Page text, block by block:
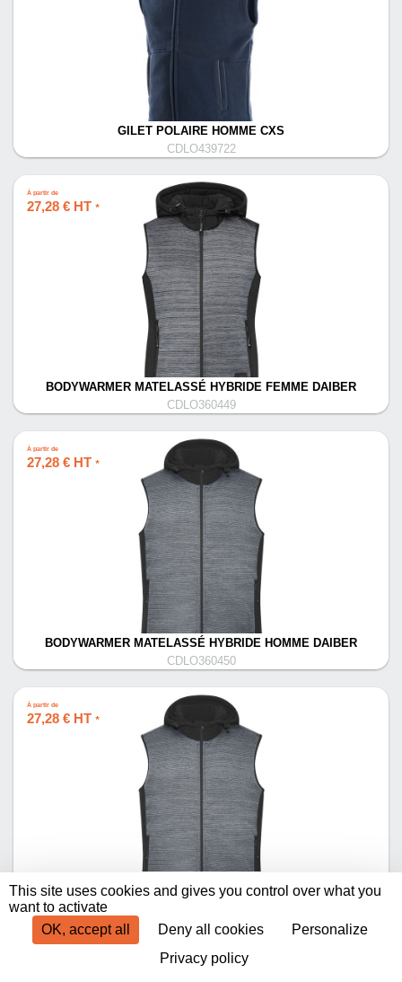
GILET POLAIRE HOMME CXS
CDLO439722
À partir de
27,28 € HT *
BODYWARMER MATELASSÉ HYBRIDE FEMME DAIBER
CDLO360449
À partir de
27,28 € HT *
BODYWARMER MATELASSÉ HYBRIDE HOMME DAIBER
CDLO360450
À partir de
27,28 € HT *
DAIBER
This site uses cookies and gives you control over what you
want to activate
OK, accept all
Deny all cookies
Personalize
Privacy policy